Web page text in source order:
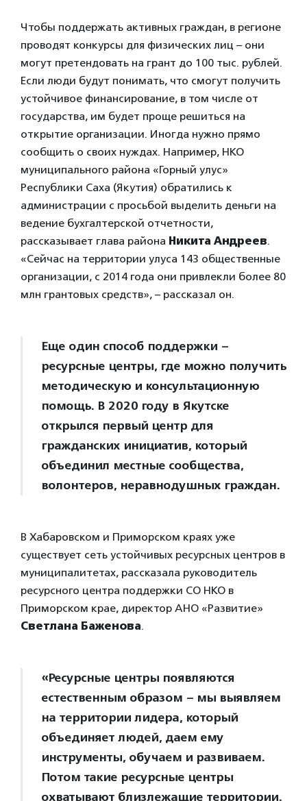
Чтобы поддержать активных граждан, в регионе
проводят конкурсы для физических лиц – они
могут претендовать на грант до 100 тыс. рублей.
Если люди будут понимать, что смогут получить
устойчивое финансирование, в том числе от
государства, им будет проще решиться на
открытие организации. Иногда нужно прямо
сообщить о своих нуждах. Например, НКО
муниципального района «Горный улус»
Республики Саха (Якутия) обратились к
администрации с просьбой выделить деньги на
ведение бухгалтерской отчетности,
рассказывает глава района Никита Андреев.
«Сейчас на территории улуса 143 общественные
организации, с 2014 года они привлекли более 80
млн грантовых средств», – рассказал он.
Еще один способ поддержки –
ресурсные центры, где можно получить
методическую и консультационную
помощь. В 2020 году в Якутске
открылся первый центр для
гражданских инициатив, который
объединил местные сообщества,
волонтеров, неравнодушных граждан.
В Хабаровском и Приморском краях уже
существует сеть устойчивых ресурсных центров в
муниципалитетах, рассказала руководитель
ресурсного центра поддержки СО НКО в
Приморском крае, директор АНО «Развитие»
Светлана Баженова.
«Ресурсные центры появляются
естественным образом – мы выявляем
на территории лидера, который
объединяет людей, даем ему
инструменты, обучаем и развиваем.
Потом такие ресурсные центры
охватывают близлежащие территории.